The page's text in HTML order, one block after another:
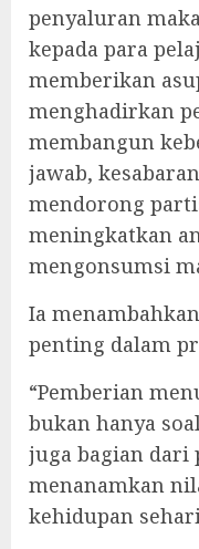
penyaluran
kepada para
memberikan
menghadirkan
membangun
jawab,
mendorong
meningkatkan
mengonsumsi
Ia
penting dalam
“Pemberian
bukan hanya
juga bagian dari
menanamkan
kehidupan